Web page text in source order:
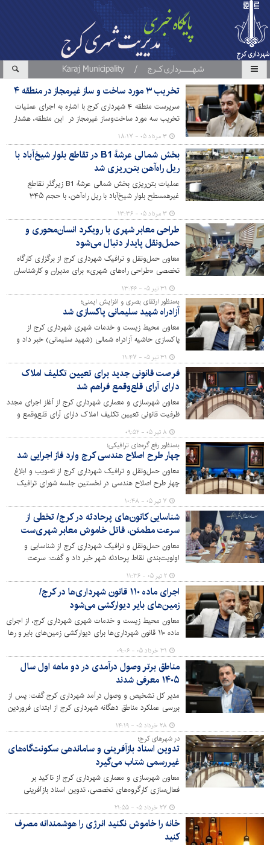
تخریب ۳ مورد ساخت و ساز غیرمجاز در منطقه ۴
سرپرست منطقه ۴ شهرداری کرج با اشاره به اجرای عملیات
تخریب سه مورد ساخت‌وساز غیرمجاز در این منطقه، هشدار
داد: هرگونه ساخت و ساز بدون اخذ مجوز قانونی، با برخورد
قاطع شهرداری فوراً متوقف و بناهای احداثی جمع‌آوری خواهد
شد.
۳ مرداد ۰۵ - ۱۸:۱۷
بخش شمالی عرشهٔ B1 در تقاطع بلوار شیخ‌آباد با
ریل راه‌آهن بتن‌ریزی شد
عملیات بتن‌ریزی بخش شمالی عرشهٔ B1 زیرگذر تقاطع
غیرهمسطح بلوار شیخ‌آباد با ریل راه‌آهن، با حجم ۳۴۵
مترمکعب و با رعایت کامل استانداردهای فنی، انجام شد.
۳ مرداد ۰۵ - ۱۳:۳۶
طراحی معابر شهری با رویکرد انسان‌محوری و
حمل‌ونقل پایدار دنبال می‌شود
معاون حمل‌ونقل و ترافیک شهرداری کرج از برگزاری کارگاه
تخصصی «طراحی راه‌های شهری» برای مدیران و کارشناسان
این معاونت خبر داد و گفت: ارتقای دانش فنی و به‌کارگیری
رویکردهای نوین در طراحی معابر، نقش مؤثری در تحقق
شهری ایمن، کارآمد و انسان‌محور دارد.
۳۱ تیر ۰۵ - ۱۳:۴۶
به‌منظور ارتقای بصری و افزایش ایمنی؛
آزادراه شهید سلیمانی پاکسازی شد
معاون محیط زیست و خدمات شهری شهرداری کرج از
پاکسازی حاشیه آزادراه شمالی (شهید سلیمانی) خبر داد و
گفت: این طرح با هدف ارتقای بهداشت محیط، افزایش ایمنی
تردد و زیباسازی بصری یکی از مهم‌ترین محورهای ارتباطی
شهر کرج اجرا شده است.
۳۱ تیر ۰۵ - ۱۱:۴۷
فرصت قانونی جدید برای تعیین تکلیف املاک
دارای آرای قلع‌وقمع فراهم شد
معاون شهرسازی و معماری شهرداری کرج از آغاز اجرای مجدد
ظرفیت قانونی تعیین تکلیف املاک دارای آرای قلع‌وقمع و
اعاده به وضع پروانه خبر داد.
۸ تیر ۰۵ - ۰۹:۵۲
به‌منظور رفع گره‌های ترافیکی؛
چهار طرح اصلاح هندسی کرج وارد فاز اجرایی شد
معاون حمل‌ونقل و ترافیک شهرداری کرج از تصویب و ابلاغ
چهار طرح اصلاح هندسی در نخستین جلسه شورای ترافیک
سال جاری خبر داد و گفت: این طرح‌ها با هدف افزایش
ایمنی، روان‌سازی تردد و رفع گره‌های ترافیکی در نقاط پرتردد
شهر اجرا می‌شوند.
۷ تیر ۰۵ - ۱۰:۴۸
شناسایی کانون‌های پرحادثه در کرج/ تخطی از
سرعت مطمئن، قاتل خاموش معابر شهری‌ست
معاون حمل‌ونقل و ترافیک شهرداری کرج از شناسایی و
اولویت‌بندی نقاط پرحادثه شهر خبر داد و گفت: سرعت
غیرمجاز همچنان مهم‌ترین عامل وقوع تصادفات منجر به فوت
در معابر شهری کرج است.
۲ تیر ۰۵ - ۱۱:۳۶
اجرای ماده ۱۱۰ قانون شهرداری‌ها در کرج/
زمین‌های بایر دیوارکشی می‌شود
معاون محیط زیست و خدمات شهری شهرداری کرج، از اجرای
ماده ۱۱۰ قانون شهرداری‌ها برای دیوارکشی زمین‌های بایر و رها
شده در سطح شهر خبر داد و تأکید کرد: این طرح با هدف
ساماندهی سیمای شهری، ارتقای بهداشت عمومی و افزایش
امنیت محلات در حال اجراست.
۳۱ خرداد ۰۵ - ۰۹:۰۶
مناطق برتر وصول درآمدی در دو ماهه اول سال
۱۴۰۵ معرفی شدند
مدیر کل تشخیص و وصول درآمد شهرداری کرج گفت: پس از
بررسی عملکرد مناطق دهگانه شهرداری کرج از ابتدای فروردین
بودجه مصوب سال ۱۴۰۵، مناطق برتر در این زمینه معرفی
شدند.
۲۸ خرداد ۰۵ - ۱۴:۱۹
در شهرهای کرج؛
تدوین اسناد بازآفرینی و ساماندهی سکونت‌گاه‌های
غیررسمی شتاب می‌گیرد
معاون شهرسازی و معماری شهرداری کرج از تاکید بر
فعال‌سازی کارگروه‌های تخصصی، تدوین اسناد بازآفرینی
محلات ناکارآمد و پیگیری برنامه‌های ساماندهی سکونتگاه‌های
غیررسمی در بیست‌وششمین جلسه ستاد بازآفرینی پایدار
شهرستان کرج خبر داد.
۲۷ خرداد ۰۵ - ۲۱:۵۵
خانه را خاموش نکنید انرژی را هوشمندانه مصرف
کنید